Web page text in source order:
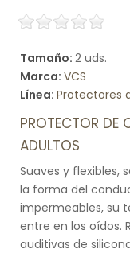
Tamaño: 2 uds.
Marca: VCS
Línea: Protectores
PROTECTOR DE
ADULTOS
Suaves y flexibles,
la forma del
impermeables, su
entre en los oídos.
auditivas de